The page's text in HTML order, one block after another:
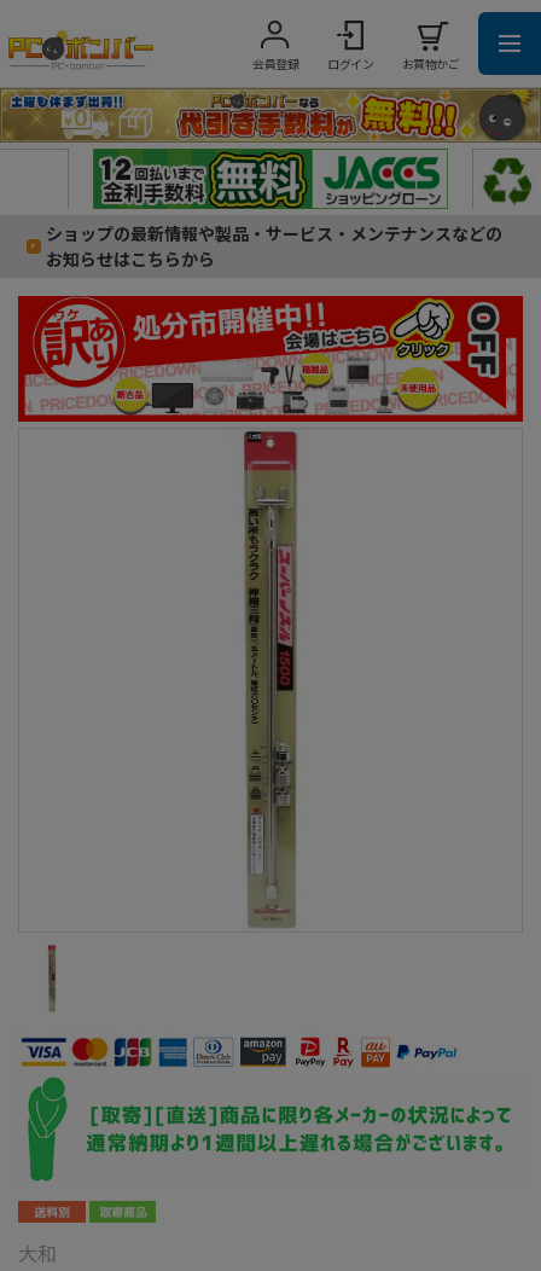
会員登録 ログイン お買物かご
ショップの最新情報や製品・サービス・メンテナンスなどの
お知らせはこちらから
大和